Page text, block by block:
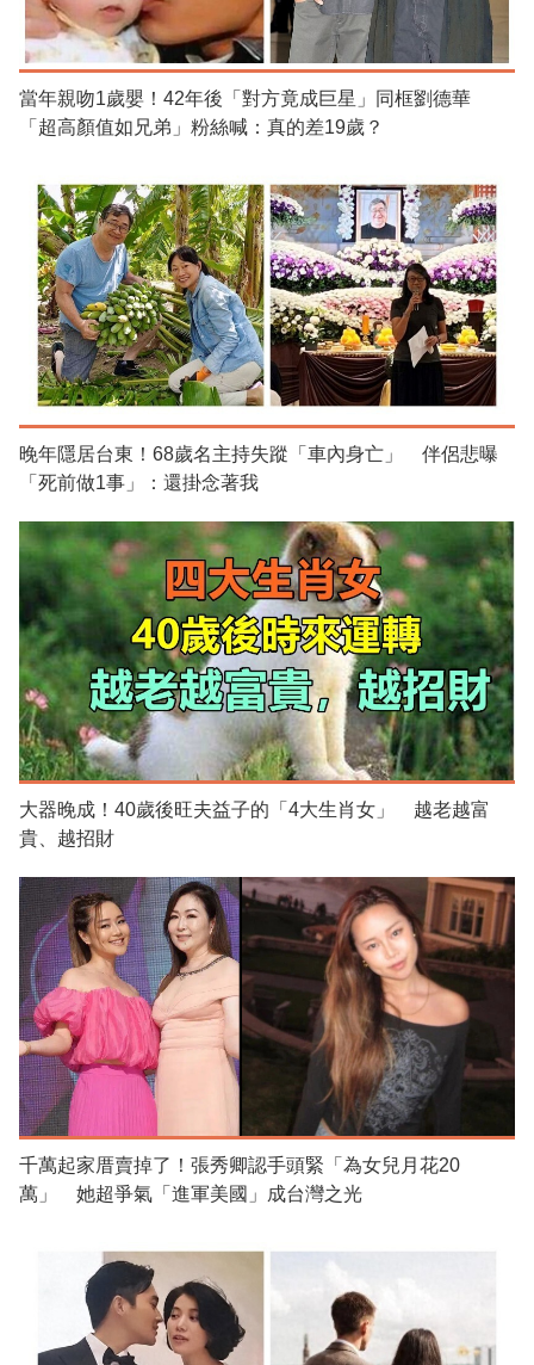
當年親吻1歲嬰！42年後「對方竟成巨星」同框劉德華
「超高顏值如兄弟」粉絲喊：真的差19歲？
晚年隱居台東！68歲名主持失蹤「車內身亡」 伴侶悲曝
「死前做1事」：還掛念著我
大器晚成！40歲後旺夫益子的「4大生肖女」 越老越富
貴、越招財
千萬起家厝賣掉了！張秀卿認手頭緊「為女兒月花20
萬」 她超爭氣「進軍美國」成台灣之光